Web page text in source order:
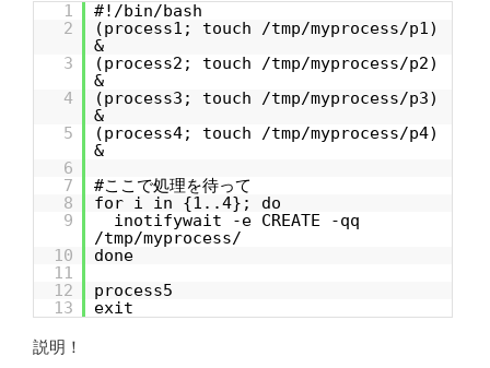
1
#!/bin/bash
2
(process1; touch /tmp/myprocess/p1)
&
3
(process2; touch /tmp/myprocess/p2)
&
4
(process3; touch /tmp/myprocess/p3)
&
5
(process4; touch /tmp/myprocess/p4)
&
6
7
#ここで処理を待って
8
for i in {1..4}; do
9
inotifywait -e CREATE -qq
/tmp/myprocess/
10
done
11
12
process5
13
exit
説明！